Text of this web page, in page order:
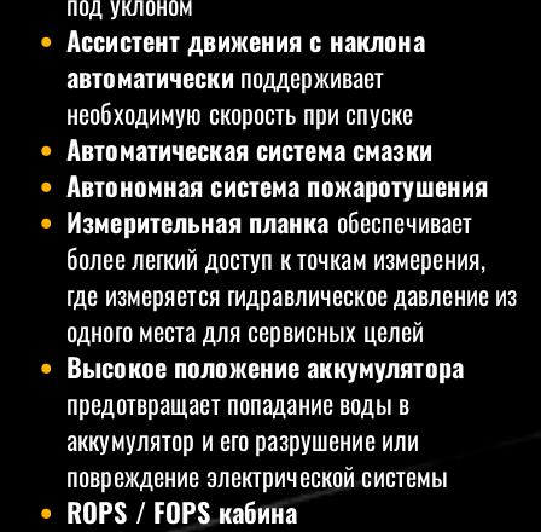
Ассистент движения с наклона
автоматически поддерживает
необходимую скорость при спуске
Автоматическая система смазки
Автономная система пожаротушения
Измерительная планка обеспечивает
более легкий доступ к точкам измерения,
где измеряется гидравлическое давление из
одного места для сервисных целей
Высокое положение аккумулятора
предотвращает попадание воды в
аккумулятор и его разрушение или
повреждение электрической системы
ROPS / FOPS кабина